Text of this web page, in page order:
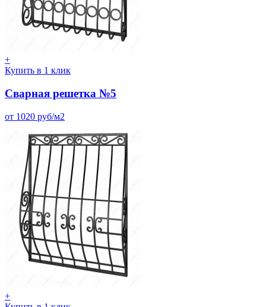
+
Купить в 1 клик
Сварная решетка №5
от 1020 руб/м2
+